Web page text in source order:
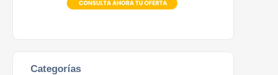
Categorías